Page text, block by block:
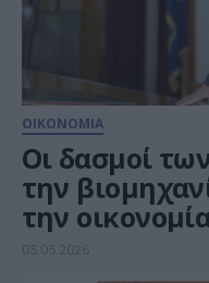
ΟΙΚΟΝΟΜΙΑ
Οι δασμοί
την
την
05.05.2026